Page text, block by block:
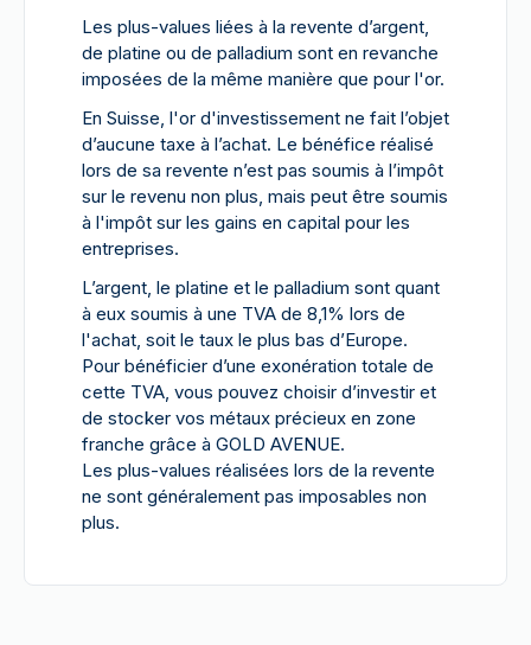
Les plus-values liées à la revente d’argent,
de platine ou de palladium sont en revanche
imposées de la même manière que pour l'or.
En Suisse, l'or d'investissement ne fait l’objet
d’aucune taxe à l’achat. Le bénéfice réalisé
lors de sa revente n’est pas soumis à l’impôt
sur le revenu non plus, mais peut être soumis
à l'impôt sur les gains en capital pour les
entreprises.
L’argent, le platine et le palladium sont quant
à eux soumis à une TVA de 8,1% lors de
l'achat, soit le taux le plus bas d’Europe.
Pour bénéficier d’une exonération totale de
cette TVA, vous pouvez choisir d’investir et
de stocker vos métaux précieux en zone
franche grâce à GOLD AVENUE.
Les plus-values réalisées lors de la revente
ne sont généralement pas imposables non
plus.